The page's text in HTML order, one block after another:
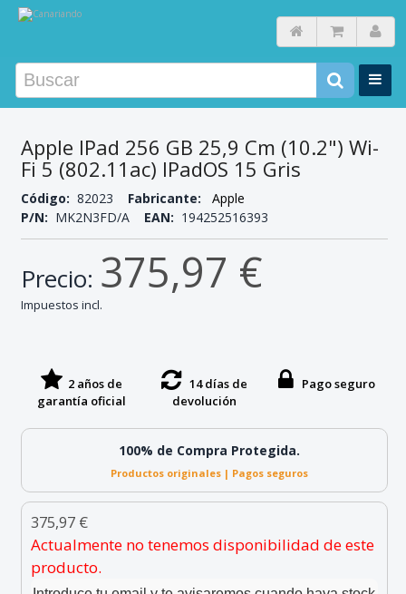
Apple IPad 256 GB 25,9 Cm (10.2") Wi-
Fi 5 (802.11ac) IPadOS 15 Gris
Código: 82023 Fabricante:
Apple
P/N: MK2N3FD/A EAN: 194252516393
Precio: 375,97 €
Impuestos incl.
2 años de
garantía oficial
14 días de
devolución
Pago seguro
100% de Compra Protegida.
Productos originales | Pagos seguros
375,97 €
Actualmente no tenemos disponibilidad de este
producto.